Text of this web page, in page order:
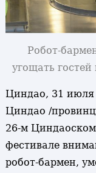
Робот-
угощать
Циндао, 31 июля
Циндао /
26-м
фестивале
робот-бармен,